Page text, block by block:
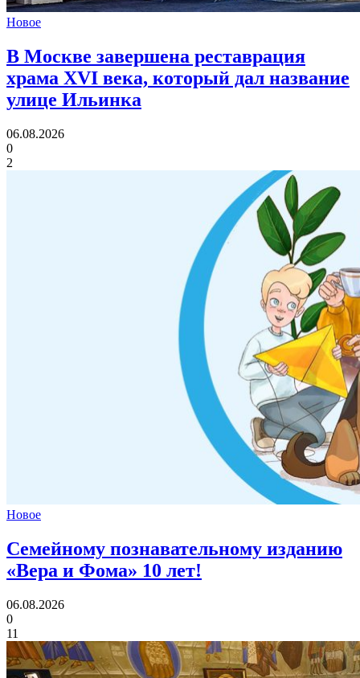
Новое
В Москве завершена реставрация
храма XVI века, который дал название
улице Ильинка
06.08.2026
0
2
Новое
Семейному познавательному изданию
«Вера и Фома» 10 лет!
06.08.2026
0
11